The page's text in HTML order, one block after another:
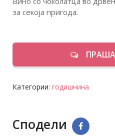
за секоја пригода.
Категории: годишнина
Сподели